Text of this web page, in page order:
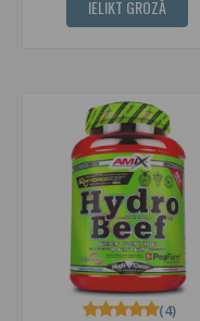
IELIKT GROZĀ
(4)